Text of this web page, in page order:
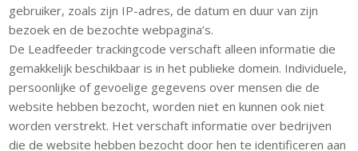
gebruiker, zoals zijn IP-adres, de datum en duur van zijn
bezoek en de bezochte webpagina’s.
De Leadfeeder trackingcode verschaft alleen informatie die
gemakkelijk beschikbaar is in het publieke domein. Individuele,
persoonlijke of gevoelige gegevens over mensen die de
website hebben bezocht, worden niet en kunnen ook niet
worden verstrekt. Het verschaft informatie over bedrijven
die de website hebben bezocht door hen te identificeren aan